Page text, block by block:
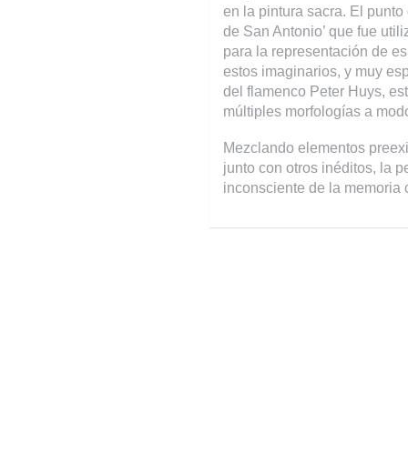
en la pintura sacra. El
de San Antonio’ que fue
para la representación de
estos imaginarios, y muy
del flamenco Peter Huys,
múltiples morfologías a
Mezclando elementos
junto con otros inéditos, la
inconsciente de la memoria